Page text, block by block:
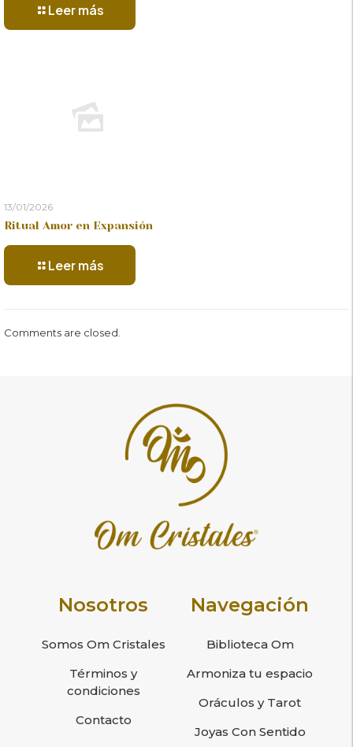
Leer más
13/01/2026
Ritual Amor en Expansión
Leer más
Comments are closed.
Nosotros
Somos Om Cristales
Términos y
condiciones
Contacto
Navegación
Biblioteca Om
Armoniza tu espacio
Oráculos y Tarot
Joyas Con Sentido